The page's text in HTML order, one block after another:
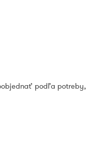
podľa potreby,